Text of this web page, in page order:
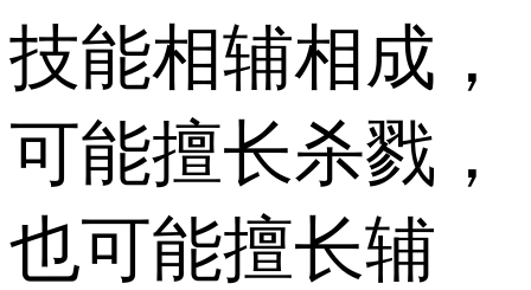
技能相辅相成，
可能擅长杀戮，
也可能擅长辅